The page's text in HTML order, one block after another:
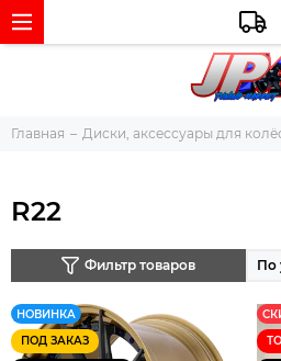
Главная Диски, аксессуары для
R22
Фильтр товаров
НОВИНКА
ПОД ЗАКАЗ